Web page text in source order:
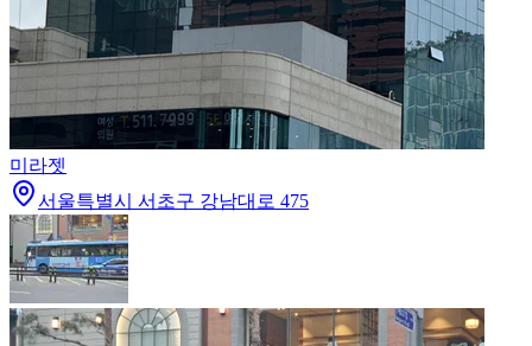
미라젯
서울특별시 서초구 강남대로 475